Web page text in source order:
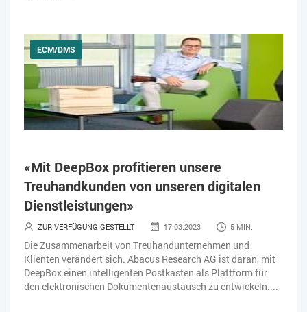
ECM/DMS
«Mit DeepBox profitieren unsere
Treuhandkunden von unseren digitalen
Dienstleistungen»
ZUR VERFÜGUNG GESTELLT 17.03.2023 5 MIN.
Die Zusammenarbeit von Treuhandunternehmen und
Klienten verändert sich. Abacus Research AG ist daran, mit
DeepBox einen intelligenten Postkasten als Plattform für
den elektronischen Dokumentenaustausch zu entwickeln....